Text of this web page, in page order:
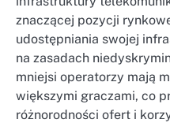
znaczącej pozycji
udostępniania swojej
na zasadach
mniejsi operatorzy mają
większymi graczami, co
różnorodności ofert i